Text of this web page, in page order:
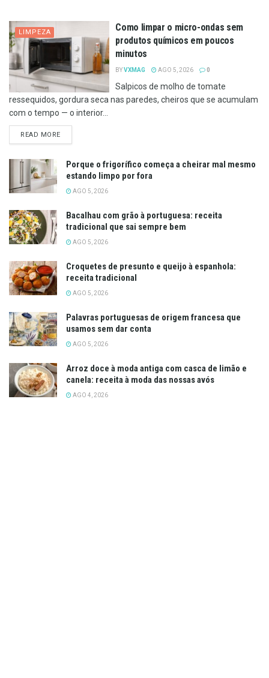
LIMPEZA
Como limpar o micro-ondas sem
produtos químicos em poucos
minutos
BYVXMAG AGO 5, 2026 0
Salpicos de molho de tomate
ressequidos, gordura seca nas paredes, cheiros que se acumulam
com o tempo — o interior...
READ MOREDETAILS
Porque o frigorífico começa a cheirar mal mesmo
estando limpo por fora
AGO 5, 2026
Bacalhau com grão à portuguesa: receita
tradicional que sai sempre bem
AGO 5, 2026
Croquetes de presunto e queijo à espanhola:
receita tradicional
AGO 5, 2026
Palavras portuguesas de origem francesa que
usamos sem dar conta
AGO 5, 2026
Arroz doce à moda antiga com casca de limão e
canela: receita à moda das nossas avós
AGO 4, 2026